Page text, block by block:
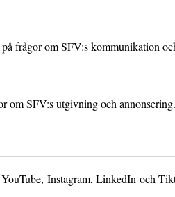
frågor om SFV:s kommunikation
om SFV:s utgivning och annonsering.
YouTube, Instagram, LinkedIn och